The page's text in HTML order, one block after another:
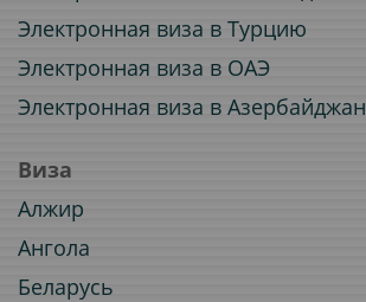
Электронная виза в Турцию
Электронная виза в ОАЭ
Электронная виза в Азербайджан
Виза
Алжир
Ангола
Беларусь